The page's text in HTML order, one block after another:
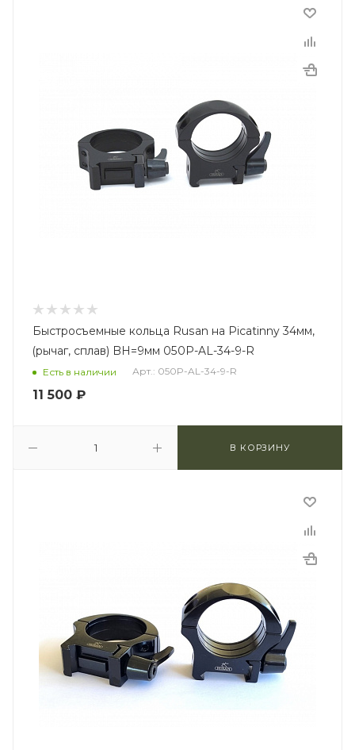
Быстросъемные кольца Rusan на Picatinny 34мм,
(рычаг, сплав) BH=9мм 050P-AL-34-9-R
Есть в наличии Арт.: 050P-AL-34-9-R
11 500 ₽
В КОРЗИНУ